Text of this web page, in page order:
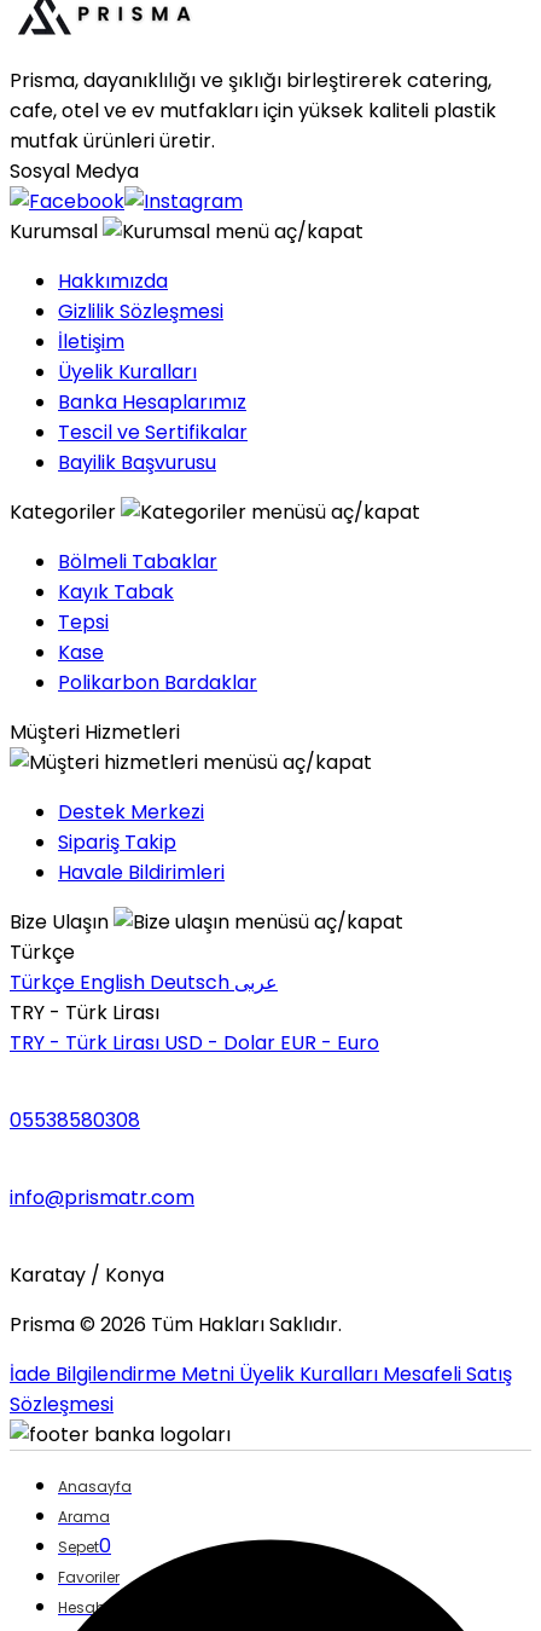
Prisma, dayanıklılığı ve şıklığı birleştirerek catering,
cafe, otel ve ev mutfakları için yüksek kaliteli plastik
mutfak ürünleri üretir.
Sosyal Medya
Kurumsal
Hakkımızda
Gizlilik Sözleşmesi
İletişim
Üyelik Kuralları
Banka Hesaplarımız
Tescil ve Sertifikalar
Bayilik Başvurusu
Kategoriler
Bölmeli Tabaklar
Kayık Tabak
Tepsi
Kase
Polikarbon Bardaklar
Müşteri Hizmetleri
Destek Merkezi
Sipariş Takip
Havale Bildirimleri
Bize Ulaşın
Türkçe
Türkçe English Deutsch عربى
TRY - Türk Lirası
TRY - Türk Lirası USD - Dolar EUR - Euro
05538580308
info@prismatr.com
Karatay / Konya
Prisma ©2026 Tüm Hakları Saklıdır.
İade Bilgilendirme Metni Üyelik Kuralları Mesafeli Satış
Sözleşmesi
Anasayfa
Arama
Sepet0
Favoriler
Hesabım